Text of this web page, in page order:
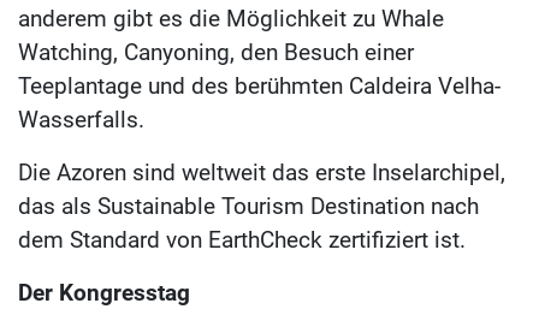
anderem gibt es die Möglichkeit zu Whale
Watching, Canyoning, den Besuch einer
Teeplantage und des berühmten Caldeira Velha-
Wasserfalls.
Die Azoren sind weltweit das erste Inselarchipel,
das als Sustainable Tourism Destination nach
dem Standard von EarthCheck zertifiziert ist.
Der Kongresstag